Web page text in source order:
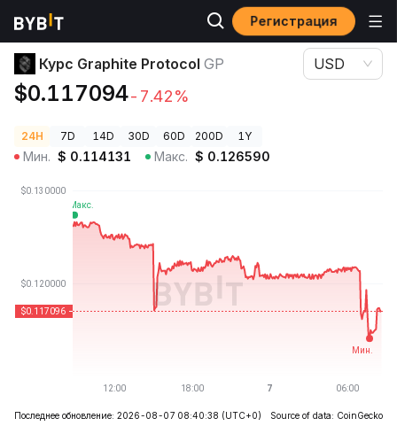
Регистрация
Цены криптовалют Курс Graphite Protocol GP
Курс Graphite Protocol GP
$0.117094-7.42%
USD
24H 7D 14D 30D 60D 200D 1Y
Мин. $ 0.114131 Макс. $ 0.126590
Последнее обновление: 2026-08-07 08:40:38 (UTC+0) Source of data: CoinGecko